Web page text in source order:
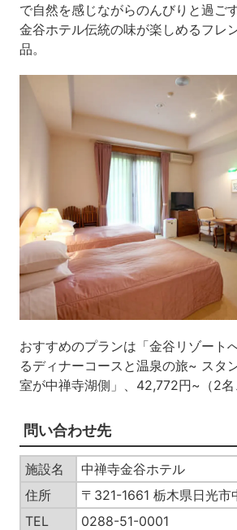
で自然を感じながらのんびりと過ご
金谷ホテル伝統の味が楽しめるフレ
品。
おすすめのプランは「金谷リゾート
るディナーコースと温泉の旅~ スタ
室が中禅寺湖側」、42,772円~（2名
問い合わせ先
施設名
中禅寺金谷ホテル
住所
〒321-1661 栃木県日光
TEL
0288-51-0001